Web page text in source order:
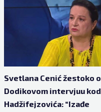
Svetlana Cenić žestoko o
Dodikovom intervjuu kod
Hadžifejzovića: “Izađe